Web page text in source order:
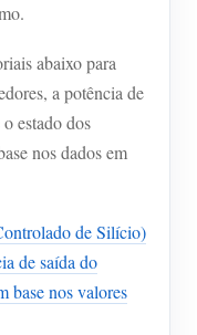
abaixo para
a potência de
estado dos
nos dados em
de Silício)
de saída do
base nos valores